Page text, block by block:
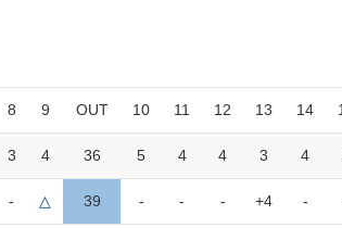
8 9 OUT 10 11 12 13 14
3 4 36 5 4 4 3 4
- △ 39 - - - +4 -